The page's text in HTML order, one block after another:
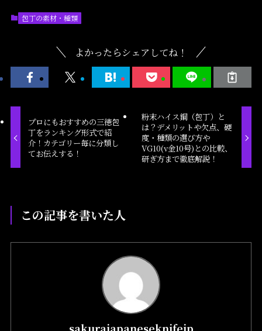
包丁の素材・種類
よかったらシェアしてね！
プロにもおすすめの三徳包
丁をランキング形式で紹
介！カテゴリー毎に分類し
てお伝えする！
粉末ハイス鋼（包丁）と
は？デメリットや欠点、硬
度・種類の選び方や
VG10(v金10号)との比較、
研ぎ方まで徹底解説！
この記事を書いた人